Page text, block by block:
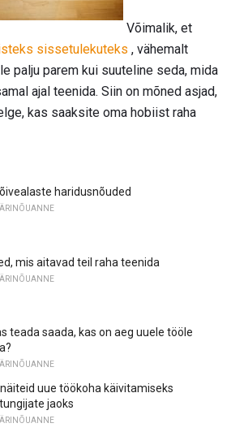
Võimalik, et
sissetulekuteks , vähemalt
palju parem kui suuteline seda, mida
ajal teenida. Siin on mõned asjad,
kas saaksite oma hobiist raha
haridusnõuded
mis aitavad teil raha teenida
teada saada, kas on aeg uuele tööle
uue töökoha käivitamiseks
jaoks